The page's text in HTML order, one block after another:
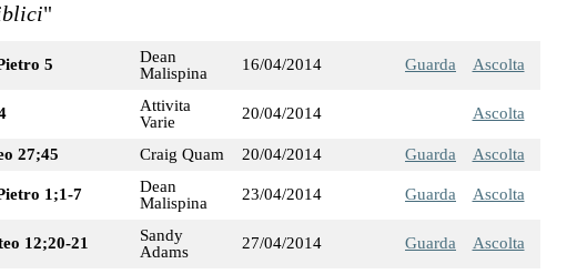
"
5
Dean
Malispina
16/04/2014 Guarda Ascolta
Attivita
Varie
20/04/2014 Ascolta
27;45 Craig Quam 20/04/2014 Guarda Ascolta
1;1-7
Dean
Malispina
23/04/2014 Guarda Ascolta
12;20-21
Sandy
Adams
27/04/2014 Guarda Ascolta